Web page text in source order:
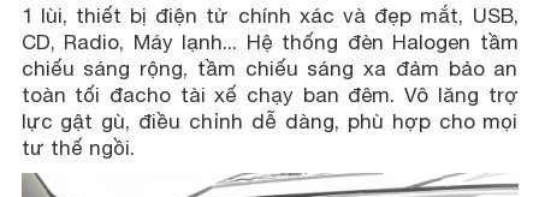
1 lùi, thiết bị điện tử chính xác và đẹp mắt, USB,
CD, Radio, Máy lạnh... Hệ thống đèn Halogen tầm
chiếu sáng rộng, tầm chiếu sáng xa đảm bảo an
toàn tối đacho tài xế chạy ban đêm. Vô lăng trợ
lực gật gù, điều chỉnh dễ dàng, phù hợp cho mọi
tư thế ngồi.